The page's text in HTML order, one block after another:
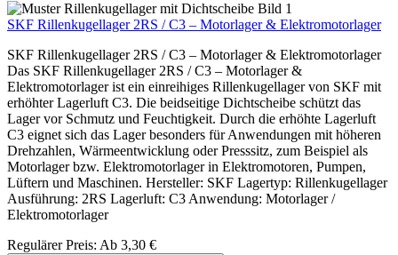
SKF Rillenkugellager 2RS / C3 – Motorlager & Elektromotorlager
SKF Rillenkugellager 2RS / C3 – Motorlager & Elektromotorlager
Das SKF Rillenkugellager 2RS / C3 – Motorlager &
Elektromotorlager ist ein einreihiges Rillenkugellager von SKF mit
erhöhter Lagerluft C3. Die beidseitige Dichtscheibe schützt das
Lager vor Schmutz und Feuchtigkeit. Durch die erhöhte Lagerluft
C3 eignet sich das Lager besonders für Anwendungen mit höheren
Drehzahlen, Wärmeentwicklung oder Presssitz, zum Beispiel als
Motorlager bzw. Elektromotorlager in Elektromotoren, Pumpen,
Lüftern und Maschinen. Hersteller: SKF Lagertyp: Rillenkugellager
Ausführung: 2RS Lagerluft: C3 Anwendung: Motorlager /
Elektromotorlager
Regulärer Preis: Ab 3,30 €